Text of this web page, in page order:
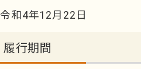
令和4年12月22日
履行期間